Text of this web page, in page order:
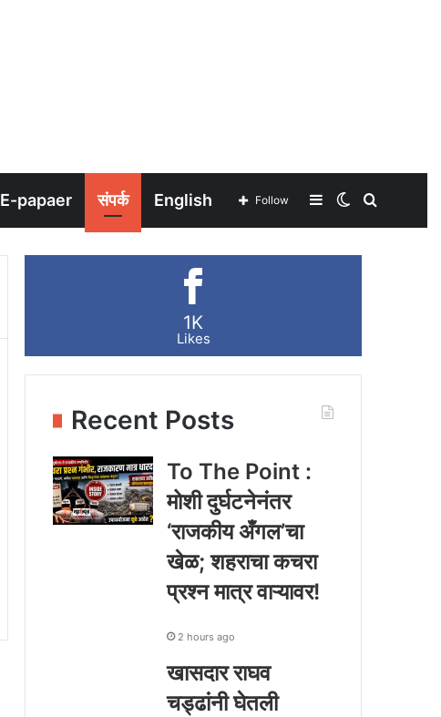
E-papaer संपर्क English Switch
skin
Sidebar
Follow
1K
Likes
Recent Posts
To The Point :
मोशी दुर्घटनेनंतर
‘राजकीय अँगल’चा
खेळ; शहराचा कचरा
प्रश्न मात्र वाऱ्यावर!
2 hours ago
खासदार राघव
चड्ढांनी घेतली